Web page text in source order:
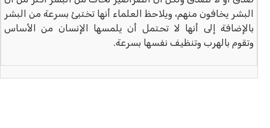
البشر يخافون منهم، ويلاحظ العلماء أنها تختبئ بسرعة من البشر
بالإضافة إلى أنها لا تحتمل أن يلمسها الإنسان من الأساس
وتقوم بالهرب وتنظيف نفسها بسرعة.